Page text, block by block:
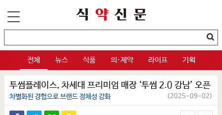
전체 뉴스 식품 의·제약 라이프 기획
투썸플레이스, 차세대 프리미엄 매장 ‘투썸 2.0 강남’ 오픈
차별화된 경험으로 브랜드 정체성 강화 (2025-09-02)